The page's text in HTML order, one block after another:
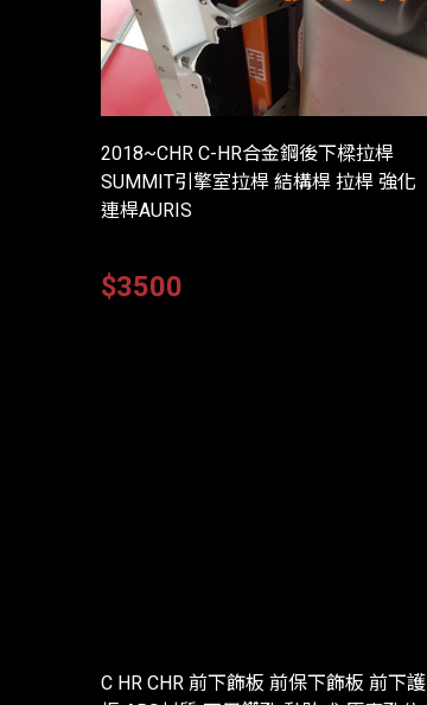
2018~CHR C-HR合金鋼後下樑拉桿
SUMMIT引擎室拉桿 結構桿 拉桿 強化
連桿AURIS
$3500
C HR CHR 前下飾板 前保下飾板 前下護